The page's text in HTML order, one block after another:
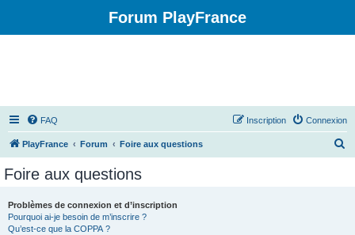
Forum PlayFrance
FAQ Connexion
Inscription
PlayFrance Forum Foire aux questions
Foire aux questions
Problèmes de connexion et d’inscription
Pourquoi ai-je besoin de m’inscrire ?
Qu’est-ce que la COPPA ?